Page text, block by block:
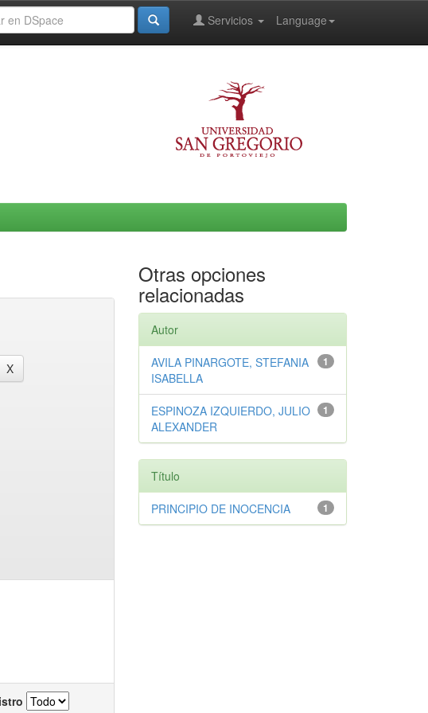
Language
Servicios
Otras opciones
relacionadas
Autor
1
AVILA PINARGOTE, STEFANIA
ISABELLA
1
ESPINOZA IZQUIERDO, JULIO
ALEXANDER
Título
1
PRINCIPIO DE INOCENCIA